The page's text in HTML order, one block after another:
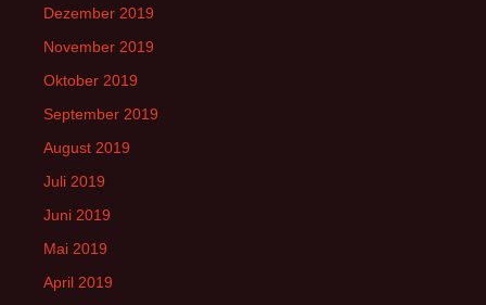
Dezember 2019
November 2019
Oktober 2019
September 2019
August 2019
Juli 2019
Juni 2019
Mai 2019
April 2019